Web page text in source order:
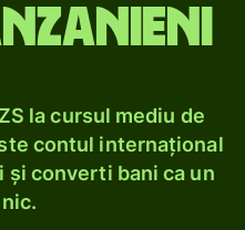
la cursul mediu de
contul internațional
converti bani ca un